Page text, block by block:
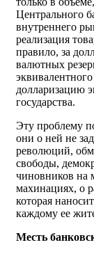
Центрального
внутреннего
реализация
правило, за
валютных
долларизацию
государства.
Эту проблему
они о ней не
революций,
свободы,
чиновников на
махинациях, о
которая
каждому ее
Месть